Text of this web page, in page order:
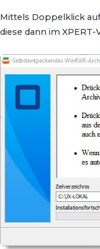
Mittels Doppelklick
diese dann im